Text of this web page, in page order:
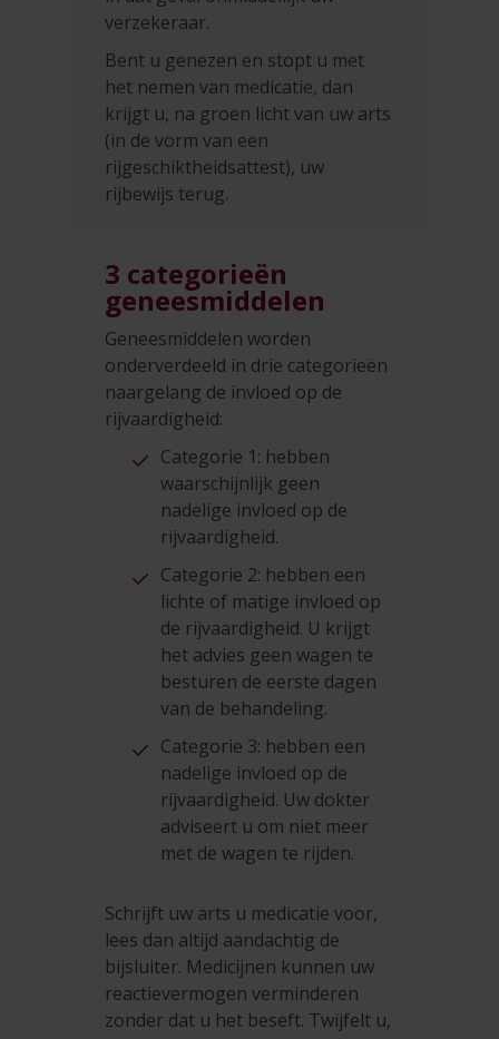
verzekeraar.
Bent u genezen en stopt u met
het nemen van medicatie, dan
krijgt u, na groen licht van uw arts
(in de vorm van een
rijgeschiktheidsattest), uw
rijbewijs terug.
3 categorieën
geneesmiddelen
Geneesmiddelen worden
onderverdeeld in drie categorieën
naargelang de invloed op de
rijvaardigheid:
Categorie 1: hebben
waarschijnlijk geen
nadelige invloed op de
rijvaardigheid.
Categorie 2: hebben een
lichte of matige invloed op
de rijvaardigheid. U krijgt
het advies geen wagen te
besturen de eerste dagen
van de behandeling.
Categorie 3: hebben een
nadelige invloed op de
rijvaardigheid. Uw dokter
adviseert u om niet meer
met de wagen te rijden.
Schrijft uw arts u medicatie voor,
lees dan altijd aandachtig de
bijsluiter. Medicijnen kunnen uw
reactievermogen verminderen
zonder dat u het beseft. Twijfelt u,